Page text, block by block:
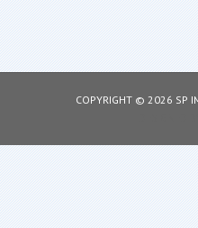
COPYRIGHT © 2026 SP